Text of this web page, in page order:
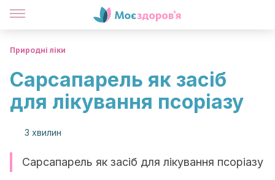
Природні ліки
Сарсапарель як засіб
для лікування псоріазу
3 хвилин
Сарсапарель як засіб для лікування псоріазу